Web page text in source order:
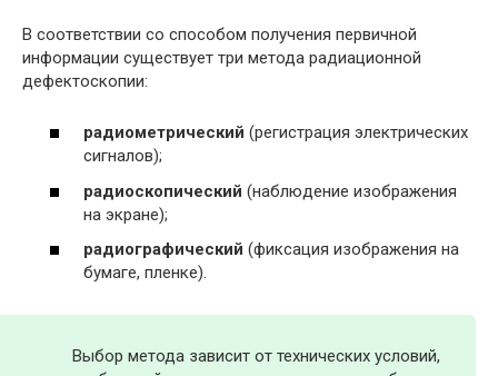
В соответствии со способом получения первичной
информации существует три метода радиационной
дефектоскопии:
радиометрический (регистрация электрических
сигналов);
радиоскопический (наблюдение изображения
на экране);
радиографический (фиксация изображения на
бумаге, пленке).
Выбор метода зависит от технических условий,